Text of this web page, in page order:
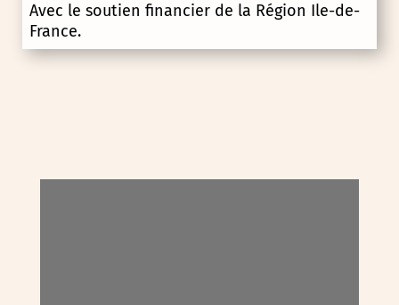
Avec le soutien financier de la Région Ile-de-
France.